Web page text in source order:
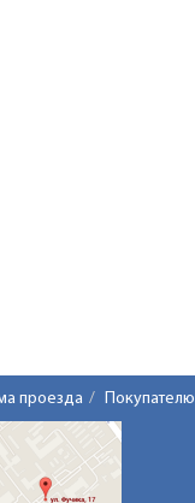
проезда Покупателю